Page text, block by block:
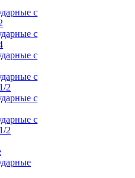
с
с
с
с
2
с
с
2